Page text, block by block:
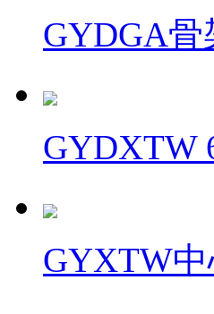
GYDGA骨
GYDXTW
GYXTW